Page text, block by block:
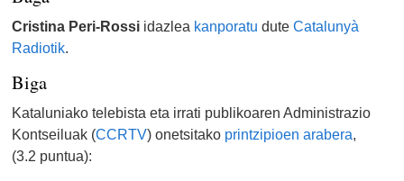
Cristina Peri-Rossi idazlea kanporatu duteCatalunyà
Radiotik.
Biga
Kataluniako telebista eta irrati publikoaren Administrazio
Kontseiluak (CCRTV) onetsitako printzipioen arabera,
(3.2 puntua):